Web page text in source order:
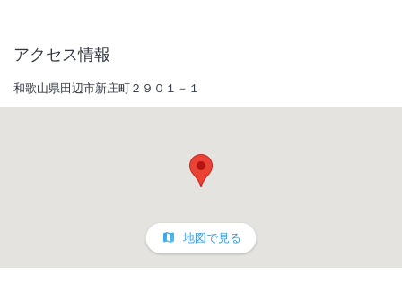
アクセス情報
和歌山県田辺市新庄町２９０１－１
地図で見る